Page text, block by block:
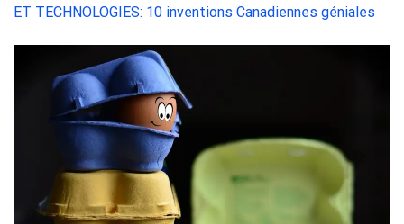
ET TECHNOLOGIES: 10 inventions Canadiennes géniales